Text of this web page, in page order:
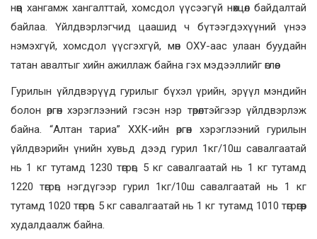
нөөц хангамж хангалттай, хомсдол үүсээгүй нөхцөл байдалтай
байлаа. Үйлдвэрлэгчид цаашид ч бүтээгдэхүүний үнээ
нэмэхгүй, хомсдол үүсгэхгүй, мөн ОХУ-аас улаан буудайн
татан авалтыг хийн ажиллаж байна гэх мэдээллийг өглөө.
Гурилын үйлдвэрүүд гурилыг бүхэл үрийн, эрүүл мэндийн
болон өргөн хэрэглээний гэсэн нэр төрөлтэйгээр үйлдвэрлэж
байна. “Алтан тариа” ХХК-ийн өргөн хэрэглээний гурилын
үйлдвэрийн үнийн хувьд дээд гурил 1кг/10ш савалгаатай
нь 1 кг тутамд 1230 төгрөг, 5 кг савалгаатай нь 1 кг тутамд
1220 төгрөг, нэгдүгээр гурил 1кг/10ш савалгаатай нь 1 кг
тутамд 1020 төгрөг, 5 кг савалгаатай нь 1 кг тутамд 1010 төгрөгөөр
худалдаалж байна.